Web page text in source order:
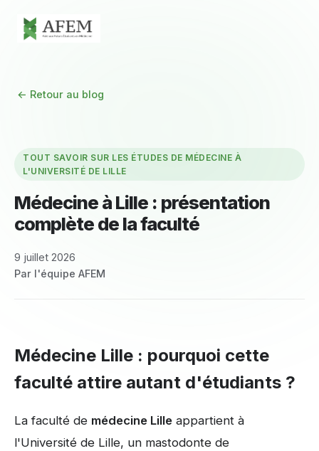
← Retour au blog
TOUT SAVOIR SUR LES ÉTUDES DE MÉDECINE À
L'UNIVERSITÉ DE LILLE
Médecine à Lille : présentation
complète de la faculté
9 juillet 2026
Par l'équipe AFEM
Médecine Lille : pourquoi cette
faculté attire autant d'étudiants ?
La faculté de médecine Lille appartient à
l'Université de Lille, un mastodonte de